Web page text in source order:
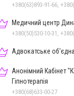
+380(63)893-91-66,
Медичний центр
Адвокатське
Анонімний Кабінет
Гіпнотерапія
+380(68)633-00-27